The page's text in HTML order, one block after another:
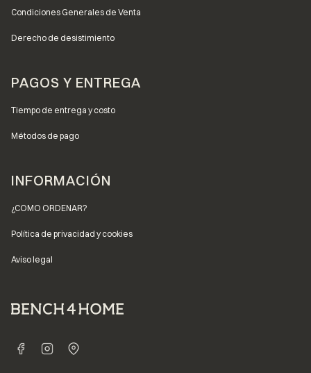
Condiciones Generales de Venta
Derecho de desistimiento
PAGOS Y ENTREGA
Tiempo de entrega y costo
Métodos de pago
INFORMACIÓN
¿COMO ORDENAR?
Política de privacidad y cookies
Aviso legal